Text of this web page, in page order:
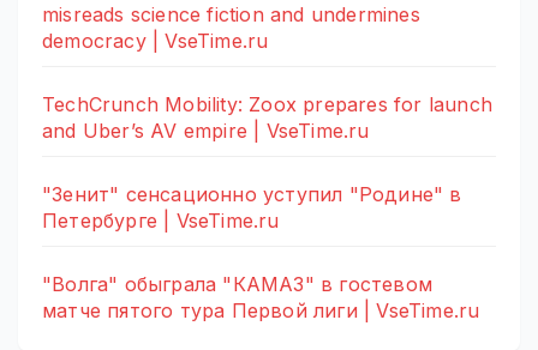
misreads science fiction and undermines
democracy | VseTime.ru
TechCrunch Mobility: Zoox prepares for launch
and Uber’s AV empire | VseTime.ru
"Зенит" сенсационно уступил "Родине" в
Петербурге | VseTime.ru
"Волга" обыграла "КАМАЗ" в гостевом
матче пятого тура Первой лиги | VseTime.ru